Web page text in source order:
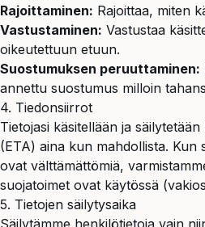
Rajoittaminen: Rajoittaa, miten
Vastustaminen: Vastustaa
oikeutettuun etuun.
Suostumuksen peruuttaminen:
annettu suostumus milloin
4. Tiedonsiirrot
Tietojasi käsitellään ja
(ETA) aina kun mahdollista.
ovat välttämättömiä,
suojatoimet ovat käytössä
5. Tietojen säilytysaika
Säilytämme henkilötietoja vain